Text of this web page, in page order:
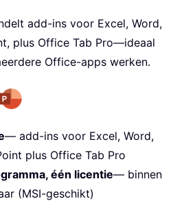
add-ins voor Excel, Word,
plus Office Tab Pro—ideaal
Office-apps werken.
— add-ins voor Excel, Word,
plus Office Tab Pro
één licentie— binnen
(MSI-geschikt)